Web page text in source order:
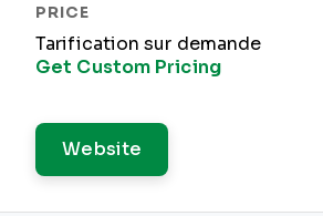
Tarification sur demande
Get Custom Pricing
Website